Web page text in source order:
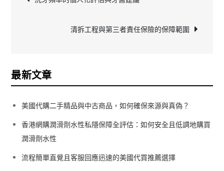
覽
清拆工程與第三者責任保險的保障範圍
最新文章
美國代購二手精品與中古商品，如何確保來源與真偽？
香港網購潤滑劑水性私隱保障全評估：如何安全且低調地購買
潤滑劑水性
流程簡單直覺且客服回應迅速的美國代買推薦選擇